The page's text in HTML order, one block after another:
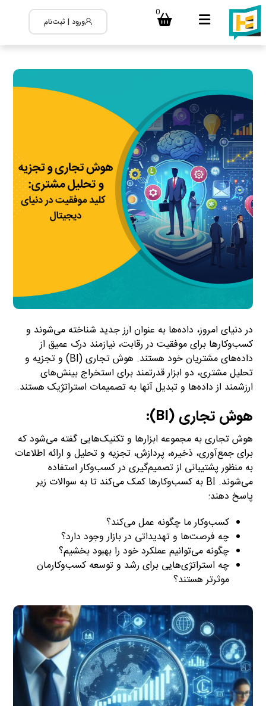
0
ورود | ثبت‌نام
در دنیای امروز، داده‌ها به عنوان ارز جدید شناخته می‌شوند و
کسب‌وکارها برای موفقیت در رقابت، نیازمند درک عمیق از
داده‌های مشتریان خود هستند. هوش تجاری (BI) و تجزیه و
تحلیل مشتری، دو ابزار قدرتمند برای استخراج بینش‌های
ارزشمند از داده‌ها و تبدیل آنها به تصمیمات استراتژیک هستند.
هوش تجاری (BI):
هوش تجاری به مجموعه ابزارها و تکنیک‌هایی گفته می‌شود که
برای جمع‌آوری، ذخیره، پردازش، تجزیه و تحلیل و ارائه اطلاعات
به منظور پشتیبانی از تصمیم‌گیری در کسب‌وکار استفاده
می‌شوند. BI به کسب‌وکارها کمک می‌کند تا به سوالات زیر
پاسخ دهند:
کسب‌وکار ما چگونه عمل می‌کند؟
چه فرصت‌ها و تهدیداتی در بازار وجود دارد؟
چگونه می‌توانیم عملکرد خود را بهبود بخشیم؟
چه استراتژی‌هایی برای رشد و توسعه کسب‌وکارمان
موثرتر هستند؟